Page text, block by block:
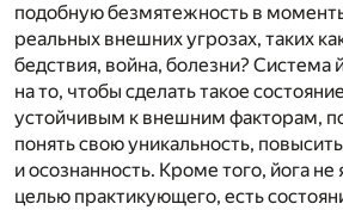
подобную безмятежность в
реальных внешних угрозах, таких
бедствия, война, болезни? Система
на то, чтобы сделать такое
устойчивым к внешним факторам,
понять свою уникальность,
и осознанность. Кроме того, йога не
целью практикующего, есть